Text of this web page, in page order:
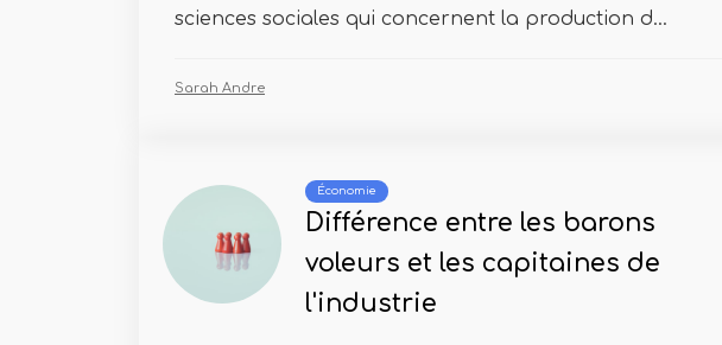
sciences sociales qui concernent la production d...
Sarah Andre
Économie
Différence entre les barons
voleurs et les capitaines de
l'industrie